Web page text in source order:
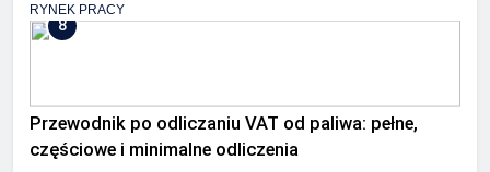
RYNEK PRACY
8
Przewodnik po odliczaniu VAT od paliwa: pełne,
częściowe i minimalne odliczenia